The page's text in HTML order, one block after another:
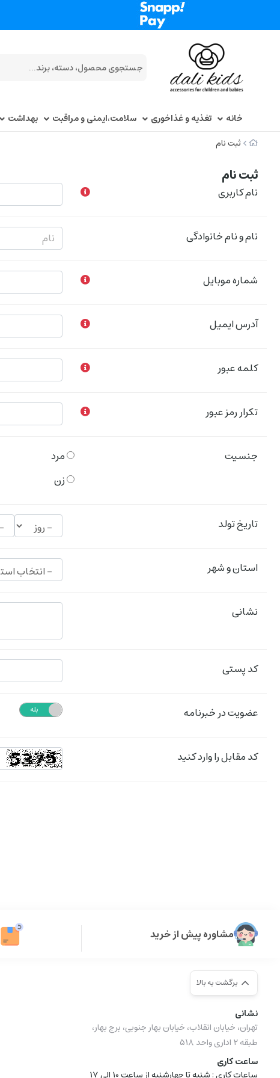
خانه تغذیه و غذاخوری سلامت،ایمنی و مراقبت بهداشت
ثبت نام
ثبت نام
نام کاربری
نام و نام خانوادگی
شماره موبایل
آدرس ایمیل
کلمه عبور
تکرار رمز عبور
جنسیت
مرد
زن
تاریخ تولد
استان و شهر
نشانی
کد پستی
عضویت در خبرنامه بله
کد مقابل را وارد کنید
مشاوره پیش از خرید
برگشت به بالا
نشانی
تهران، خیابان انقلاب، خیابان بهار جنوبی، برج بهار،
طبقه ۲ اداری واحد ۵۱۸
ساعت کاری
ساعات کاری :‌ شنبه تا چهارشنبه از ساعت 10 الی 17